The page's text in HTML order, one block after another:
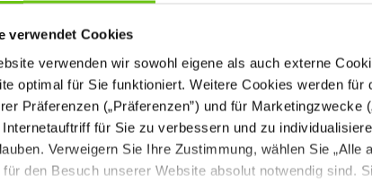
verwendet Cookies
verwenden wir sowohl eigene als auch externe
optimal für Sie funktioniert. Weitere Cookies werden für
Präferenzen („Präferenzen”) und für Marketingzwecke
für Sie zu verbessern und zu
Verweigern Sie Ihre Zustimmung, wählen Sie „Alle
den Besuch unserer Website absolut notwendig sind.